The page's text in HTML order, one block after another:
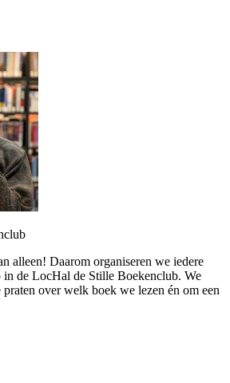
alleen! Daarom organiseren we iedere
in de LocHal de Stille Boekenclub. We
praten over welk boek we lezen én om een